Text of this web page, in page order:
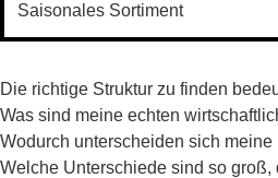
Saisonales Sortiment
Die richtige Struktur zu finden
Was sind meine echten
Wodurch unterscheiden sich
Welche Unterschiede sind so groß,